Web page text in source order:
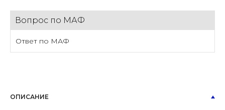
Вопрос по МАФ
Ответ по МАФ
ОПИСАНИЕ